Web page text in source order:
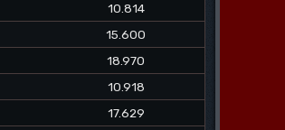
10.814
15.600
18.970
10.918
17.629